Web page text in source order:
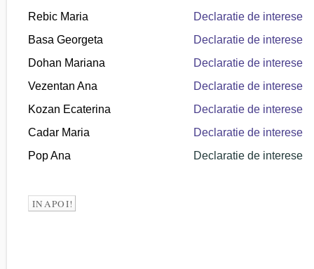
Rebic Maria
Declaratie de interese
Basa Georgeta
Declaratie de interese
Dohan Mariana
Declaratie de interese
Vezentan Ana
Declaratie de interese
Kozan Ecaterina
Declaratie de interese
Cadar Maria
Declaratie de interese
Pop Ana
Declaratie de interese